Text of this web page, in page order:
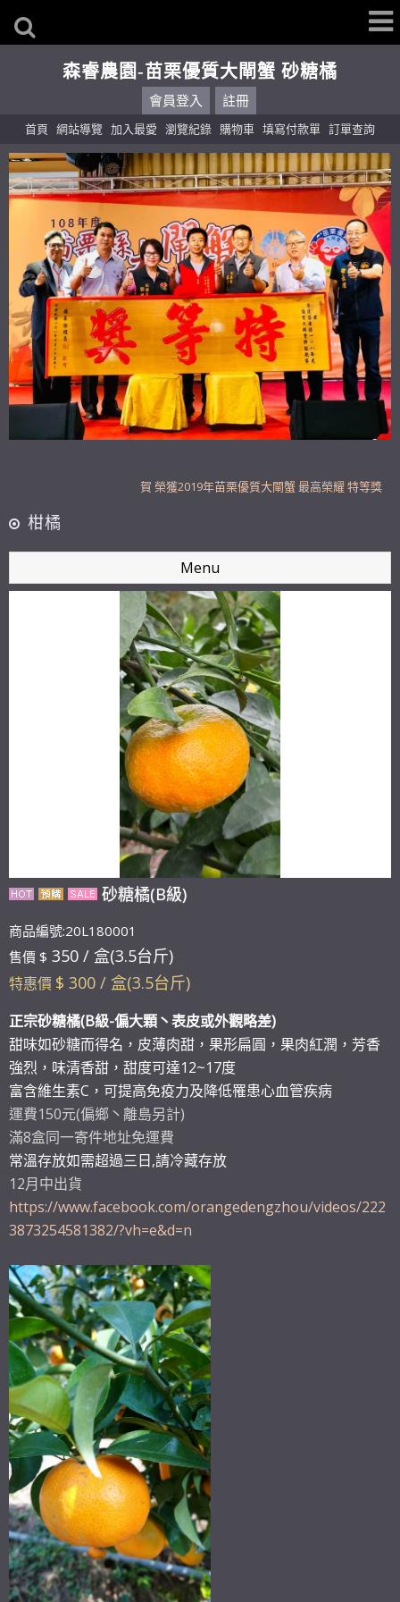
森睿農園-苗栗優質大閘蟹 砂糖橘
會員登入 註冊
首頁 網站導覽 加入最愛 瀏覽紀錄 購物車 填寫付款單 訂單查詢
砂糖橘、帝王柑開放預購，12月中出貨
賀 榮獲2019年苗栗優質大閘蟹 最高榮耀 特等獎
109年起 新設餐廳 歡迎現場品嚐大閘蟹丶泰國蝦
賀 榮獲2019年苗栗優質大閘蟹 最高榮耀 特等獎
可加line (網頁底部line連結)直接購買
柑橘
Menu
砂糖橘(B級)
商品編號:20L180001
售價 $ 350 / 盒(3.5台斤)
特惠價 $ 300 / 盒(3.5台斤)
正宗砂糖橘(B級-偏大顆丶表皮或外觀略差)
甜味如砂糖而得名，皮薄肉甜，果形扁圓，果肉紅潤，芳香
強烈，味清香甜，甜度可達12~17度
富含維生素C，可提高免疫力及降低罹患心血管疾病
運費150元(偏鄉丶離島另計)
滿8盒同一寄件地址免運費
常溫存放如需超過三日,請冷藏存放
12月中出貨
https://www.facebook.com/orangedengzhou/videos/222
3873254581382/?vh=e&d=n